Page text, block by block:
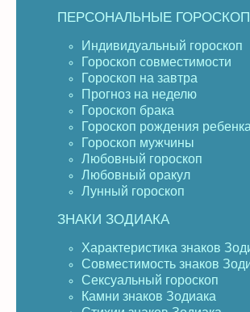
ПЕРСОНАЛЬНЫЕ
Индивидуальный гороскоп
Гороскоп совместимости
Гороскоп на завтра
Прогноз на неделю
Гороскоп брака
Гороскоп рождения ребенка
Гороскоп мужчины
Любовный гороскоп
Любовный оракул
Лунный гороскоп
ЗНАКИ ЗОДИАКА
Характеристика знаков
Совместимость знаков
Сексуальный гороскоп
Камни знаков Зодиака